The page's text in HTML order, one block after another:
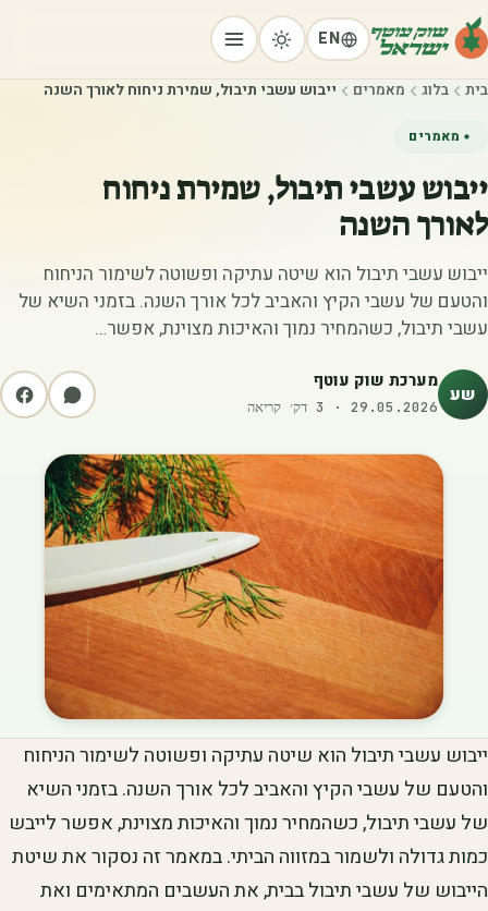
EN
בית בלוג מאמרים ייבוש עשבי תיבול, שמירת ניחוח לאורך השנה
מאמרים
ייבוש עשבי תיבול, שמירת ניחוח
לאורך השנה
ייבוש עשבי תיבול הוא שיטה עתיקה ופשוטה לשימור הניחוח
והטעם של עשבי הקיץ והאביב לכל אורך השנה. בזמני השיא של
עשבי תיבול, כשהמחיר נמוך והאיכות מצוינת, אפשר…
שע מערכת שוק עוטף
29.05.2026
·
3 דק׳ קריאה
ייבוש עשבי תיבול הוא שיטה עתיקה ופשוטה לשימור הניחוח
והטעם של עשבי הקיץ והאביב לכל אורך השנה. בזמני השיא
של עשבי תיבול, כשהמחיר נמוך והאיכות מצוינת, אפשר לייבש
כמות גדולה ולשמור במזווה הביתי. במאמר זה נסקור את שיטת
הייבוש של עשבי תיבול בבית, את העשבים המתאימים ואת